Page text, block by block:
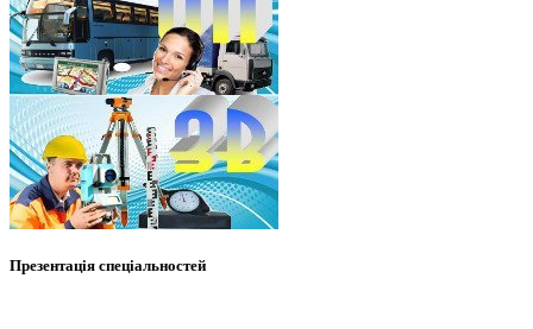
Презентація спеціальностей